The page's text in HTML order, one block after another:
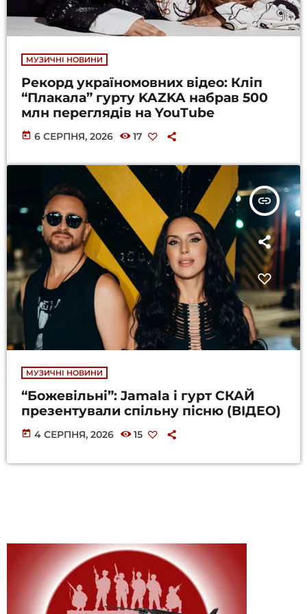
МУЗИЧНІ НОВИНИ
Рекорд україномовних відео: Кліп
“Плакала” гурту KAZKA набрав 500
млн переглядів на YouTube
today 6 СЕРПНЯ, 2026 17
insert_link
МУЗИЧНІ НОВИНИ
“Божевільні”: Jamala і гурт СКАЙ
презентували спільну пісню (ВІДЕО)
today 4 СЕРПНЯ, 2026 15